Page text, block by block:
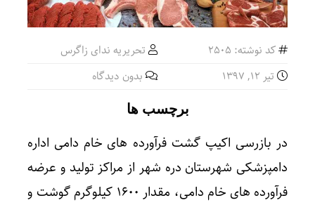
کد نوشته: 2505
تحریریه ندای زاگرس
تیر ۱۲, ۱۳۹۷
بدون دیدگاه
برچسب ها
در بازرسی اکیپ گشت فرآورده های خام دامی اداره
دامپزشکی شهرستان دره شهر از مراکز تولید و عرضه
فرآورده های خام دامی، مقدار ۱۶۰۰ کیلوگرم گوشت و